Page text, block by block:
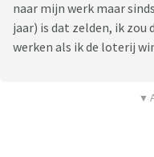
naar mijn werk maar
jaar) is dat zelden, ik
werken als ik de loterij
▼